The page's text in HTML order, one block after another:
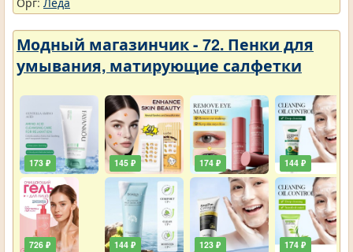
Модный магазинчик - 72. Пенки для
умывания, матирующие салфетки
173 ₽
726 ₽
145 ₽
144 ₽
174 ₽
123 ₽
144 ₽
174 ₽